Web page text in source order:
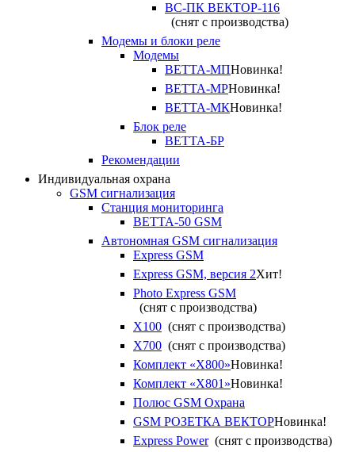
ВС-ПК ВЕКТОР-116
(снят с производства)
Модемы и блоки реле
Модемы
ВЕТТА-МПНовинка!
ВЕТТА-МРНовинка!
ВЕТТА-МКНовинка!
Блок реле
ВЕТТА-БР
Рекомендации
Индивидуальная охрана
GSM сигнализация
Станция мониторинга
ВЕТТА-50 GSM
Автономная GSM сигнализация
Express GSM
Express GSM, версия 2Хит!
Photo Express GSM
(снят с производства)
X100 (снят с производства)
X700 (снят с производства)
Комплект «X800»Новинка!
Комплект «X801»Новинка!
Полюс GSM Охрана
GSM РОЗЕТКА ВЕКТОРНовинка!
Express Power(снят с производства)